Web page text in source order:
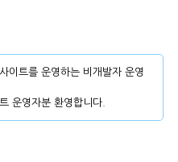
이트를 운영하는 비개발자 운영
운영자분 환영합니다.